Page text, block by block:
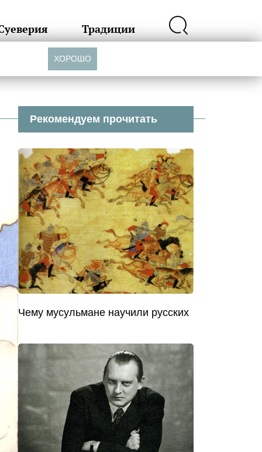
Традиции
Рекомендуем прочитать
Чему мусульмане научили русских
ХОРОШО